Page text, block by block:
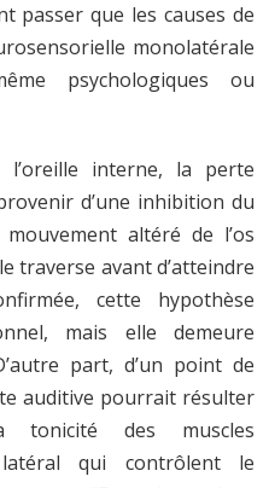
passer que les causes de
monolatérale
psychologiques ou
l’oreille interne, la perte
d’une inhibition du
altéré de l’os
traverse avant d’atteindre
cette hypothèse
mais elle demeure
part, d’un point de
auditive pourrait résulter
tonicité des muscles
qui contrôlent le